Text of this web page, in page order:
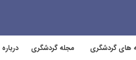
های گردشگری مجله گردشگری